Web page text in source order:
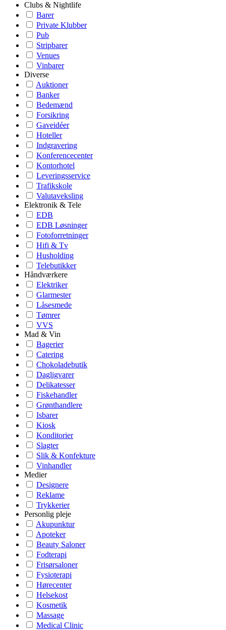
Clubs & Nightlife
Barer
Private Klubber
Pub
Stripbarer
Venues
Vinbarer
Diverse
Auktioner
Banker
Bedemænd
Forsikring
Gaveidéer
Hoteller
Indgravering
Konferencecenter
Kontorhotel
Leveringsservice
Trafikskole
Valutaveksling
Elektronik & Tele
EDB
EDB Løsninger
Fotoforretninger
Hifi & Tv
Husholding
Telebutikker
Håndværkere
Elektriker
Glarmester
Låsesmede
Tømrer
VVS
Mad & Vin
Bagerier
Catering
Chokoladebutik
Dagligvarer
Delikatesser
Fiskehandler
Grønthandlere
Isbarer
Kiosk
Konditorier
Slagter
Slik & Konfekture
Vinhandler
Medier
Designere
Reklame
Trykkerier
Personlig pleje
Akupunktur
Apoteker
Beauty Saloner
Fodterapi
Frisørsaloner
Fysioterapi
Hørecenter
Helsekost
Kosmetik
Massage
Medical Clinic